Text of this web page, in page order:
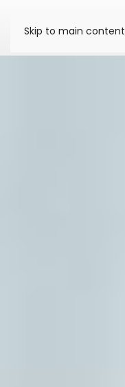
Skip to main content